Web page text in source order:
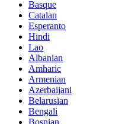
Basque
Catalan
Esperanto
Hindi
Lao
Albanian
Amharic
Armenian
Azerbaijani
Belarusian
Bengali
Bosnian